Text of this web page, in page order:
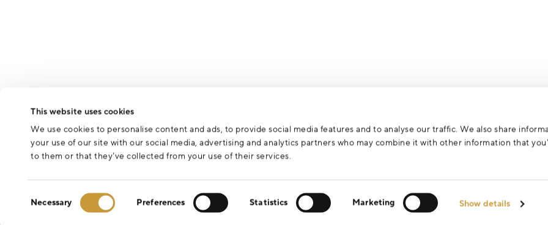
This website uses cookies
We use cookies to personalise content and ads, to provide social media features and to analyse our traffic. We also share
your use of our site with our social media, advertising and analytics partners who may combine it with other information that
to them or that they’ve collected from your use of their services.
Necessary Preferences Statistics Marketing Show details